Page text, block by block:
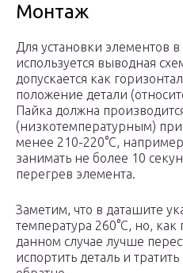
Монтаж
Для установки элементов
используется выводная
допускается как
положение детали
Пайка должна
(низкотемпературным)
менее 210-220°С,
занимать не более 10
перегрев элемента.
Заметим, что в даташите
температура 260°С, но, как
данном случае лучше
испортить деталь и